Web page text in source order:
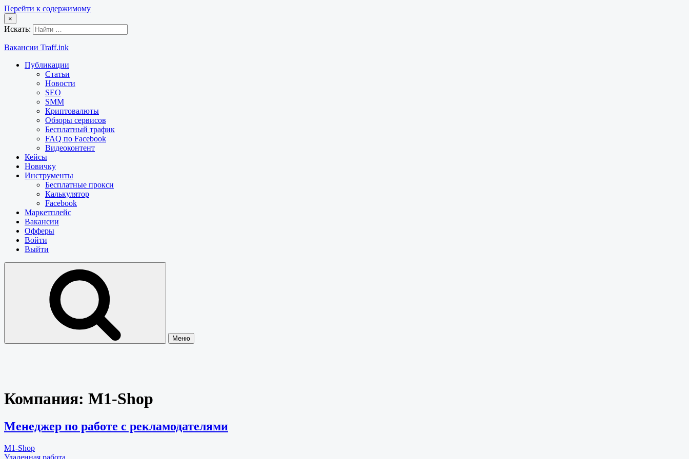
Перейти к содержимому
×
Искать:
Вакансии Traff.ink
Публикации
Статьи
Новости
SEO
SMM
Криптовалюты
Обзоры сервисов
Бесплатный трафик
FAQ по Facebook
Видеоконтент
Кейсы
Новичку
Инструменты
Бесплатные прокси
Калькулятор
Facebook
Маркетплейс
Вакансии
Офферы
Войти
Выйти
Меню
Компания: M1-Shop
Менеджер по работе с рекламодателями
M1-Shop
Удаленная работа